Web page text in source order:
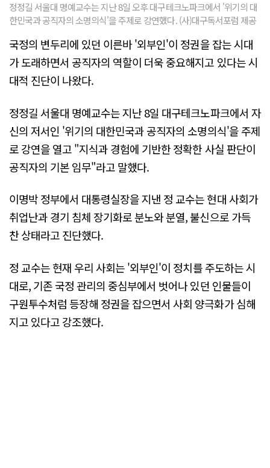
정정길 서울대 명예교수는 지난 8일 오후 대구테크노파크에서 '위기의 대
한민국과 공직자의 소명의식'을 주제로 강연했다. (사)대구독서포럼 제공
국정의 변두리에 있던 이른바 '외부인'이 정권을 잡는 시대
가 도래하면서 공직자의 역할이 더욱 중요해지고 있다는 시
대적 진단이 나왔다.
정정길 서울대 명예교수는 지난 8일 대구테크노파크에서 자
신의 저서인 '위기의 대한민국과 공직자의 소명의식'을 주제
로 강연을 열고 "지식과 경험에 기반한 정확한 사실 판단이
공직자의 기본 임무"라고 말했다.
이명박 정부에서 대통령실장을 지낸 정 교수는 현대 사회가
취업난과 경기 침체 장기화로 분노와 분열, 불신으로 가득
찬 상태라고 진단했다.
정 교수는 현재 우리 사회는 '외부인'이 정치를 주도하는 시
대로, 기존 국정 관리의 중심부에서 벗어나 있던 인물들이
구원투수처럼 등장해 정권을 잡으면서 사회 양극화가 심해
지고 있다고 강조했다.